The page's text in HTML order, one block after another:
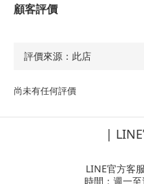
顧客評價
尚未有任何評價
|
LINE官方客
時間：週一